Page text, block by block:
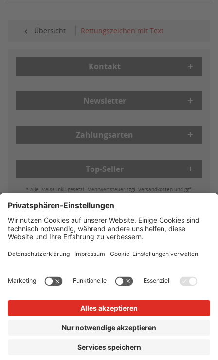
Übersicht Rettungszeichen mit Text
Kontakt
Newsletter
Zahlungsarten
Top-Seller
* Alle Preise inkl. gesetzl. Mehrwertsteuer zzgl. Versandkosten und ggf.
Batterieleistung & Entsorgung
Widerruf
Reklamationen
AGB
Datenschutz Impressum Vertrag widerrufen